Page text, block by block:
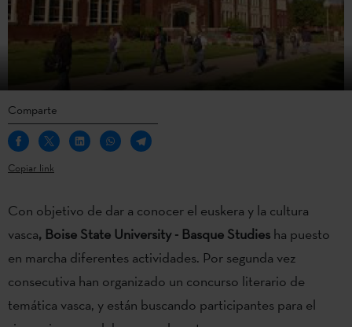
Comparte
Copiar link
Con objetivo de dar a conocer el euskera y la cultura
vasca, Boise State University - Basque Studies ha puesto
en marcha diferentes actividades. Por segunda vez
consecutiva han organizado un concurso literario de
temática vasca, y están buscando participantes para el